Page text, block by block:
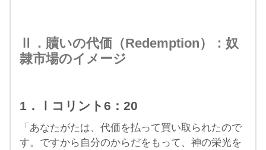
Ⅱ．贖いの代価（Redemption）：奴
隷市場のイメージ
1．Ⅰコリント6：20
「あなたがたは、代価を払って買い取られたので
す。ですから自分のからだをもって、神の栄光を